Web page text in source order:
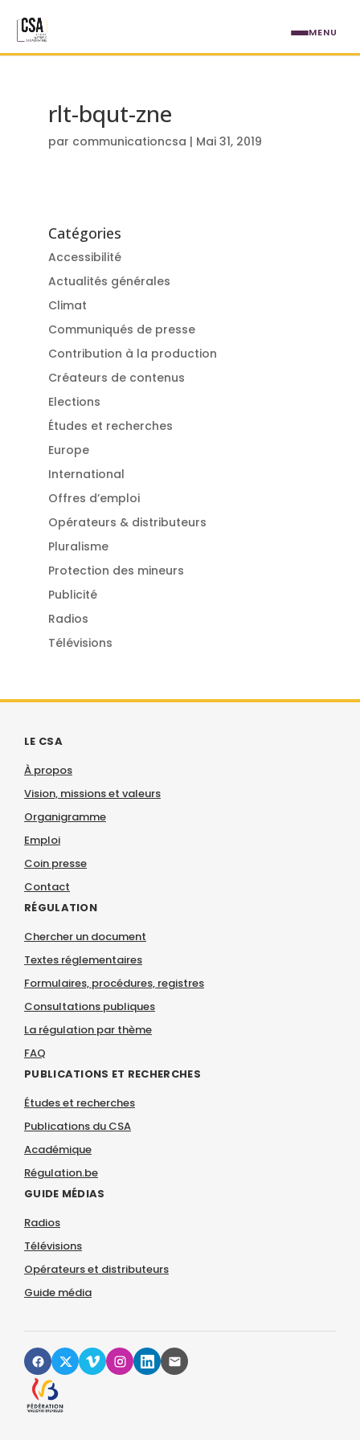
rlt-bqut-zne
par communicationcsa | Mai 31, 2019
Catégories
Accessibilité
Actualités générales
Climat
Communiqués de presse
Contribution à la production
Créateurs de contenus
Elections
Études et recherches
Europe
International
Offres d’emploi
Opérateurs & distributeurs
Pluralisme
Protection des mineurs
Publicité
Radios
Télévisions
LE CSA
À propos
Vision, missions et valeurs
Organigramme
Emploi
Coin presse
Contact
RÉGULATION
Chercher un document
Textes réglementaires
Formulaires, procédures, registres
Consultations publiques
La régulation par thème
FAQ
PUBLICATIONS ET RECHERCHES
Études et recherches
Publications du CSA
Académique
Régulation.be
GUIDE MÉDIAS
Radios
Télévisions
Opérateurs et distributeurs
Guide média
MENU